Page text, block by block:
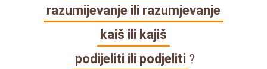
razumijevanje ili razumjevanje
kaiš ili kajiš
podijeliti ili podjeliti ?